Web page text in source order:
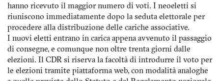
hanno ricevuto il maggior numero di voti. I neoeletti si
riuniscono immediatamente dopo la seduta elettorale per
procedere alla distribuzione delle cariche associative.
I nuovi eletti entrano in carica appena avvenuto il passaggio
di consegne, e comunque non oltre trenta giorni dalle
elezioni. Il CDR si riserva la facoltà di introdurre il voto per
le elezioni tramite piattaforma web, con modalità analoghe